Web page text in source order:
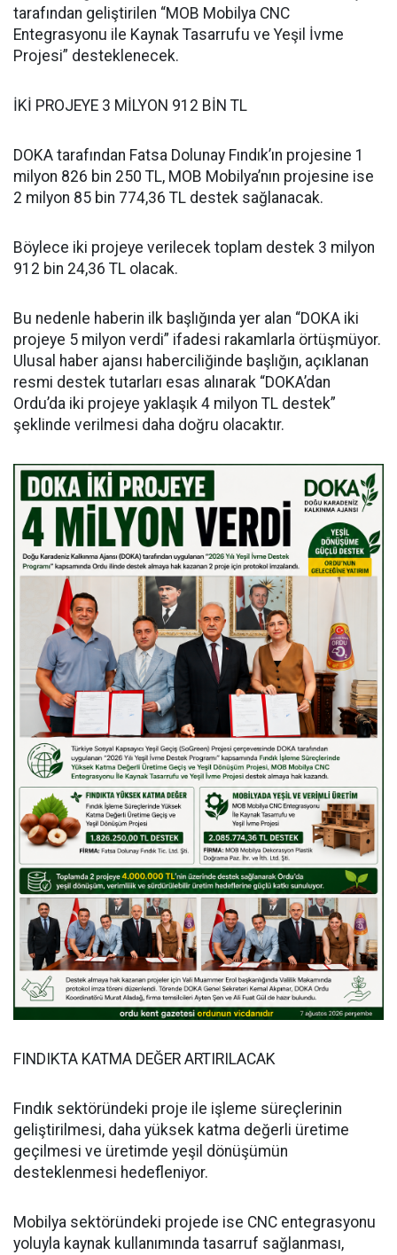
tarafından geliştirilen “MOB Mobilya CNC
Entegrasyonu ile Kaynak Tasarrufu ve Yeşil İvme
Projesi” desteklenecek.
İKİ PROJEYE 3 MİLYON 912 BİN TL
DOKA tarafından Fatsa Dolunay Fındık’ın projesine 1
milyon 826 bin 250 TL, MOB Mobilya’nın projesine ise
2 milyon 85 bin 774,36 TL destek sağlanacak.
Böylece iki projeye verilecek toplam destek 3 milyon
912 bin 24,36 TL olacak.
Bu nedenle haberin ilk başlığında yer alan “DOKA iki
projeye 5 milyon verdi” ifadesi rakamlarla örtüşmüyor.
Ulusal haber ajansı haberciliğinde başlığın, açıklanan
resmi destek tutarları esas alınarak “DOKA’dan
Ordu’da iki projeye yaklaşık 4 milyon TL destek”
şeklinde verilmesi daha doğru olacaktır.
FINDIKTA KATMA DEĞER ARTIRILACAK
Fındık sektöründeki proje ile işleme süreçlerinin
geliştirilmesi, daha yüksek katma değerli üretime
geçilmesi ve üretimde yeşil dönüşümün
desteklenmesi hedefleniyor.
Mobilya sektöründeki projede ise CNC entegrasyonu
yoluyla kaynak kullanımında tasarruf sağlanması,